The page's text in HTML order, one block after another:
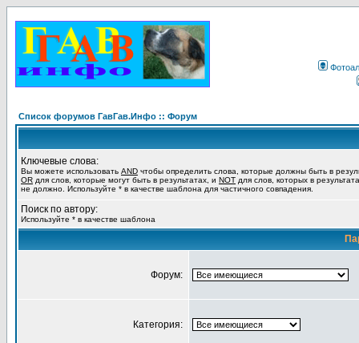
Список форумов ГавГав.Инфо :: Форум
Ключевые слова:
Вы можете использовать AND чтобы определить слова, которые должны быть в
OR для слов, которые могут быть в результатах, и NOT для слов, которых в
не должно. Используйте * в качестве шаблона для частичного совпадения.
Поиск по автору:
Используйте * в качестве шаблона
Форум:
Категория: